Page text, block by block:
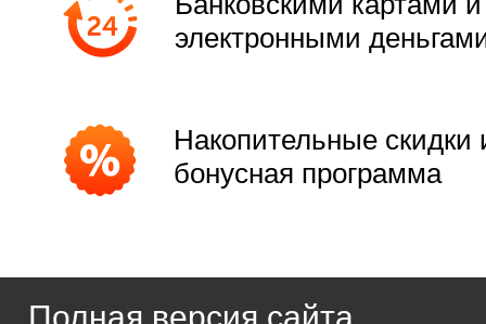
электронными
Накопительные скидки
бонусная программа